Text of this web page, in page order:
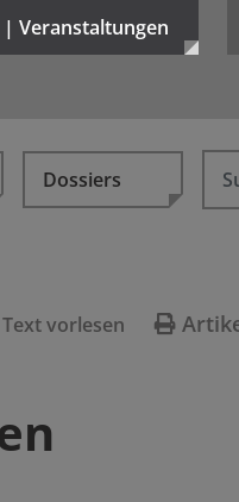
Veranstaltungen
Dossiers
Text vorlesen